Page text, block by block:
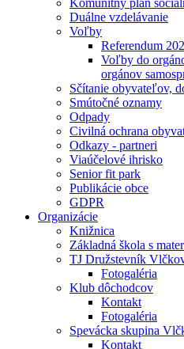
Komunitný plán
Duálne vzdelávanie
Voľby
Referendum
Voľby do
orgánov
Sčítanie obyvateľov,
Smútočné oznamy
Odpady
Civilná ochrana
Odkazy - partneri
Viaúčelové ihrisko
Senior fit park
Publikácie obce
GDPR
Organizácie
Knižnica
Základná škola s
TJ Družstevník
Fotogaléria
Klub dôchodcov
Kontakt
Fotogaléria
Spevácka skupina
Kontakt